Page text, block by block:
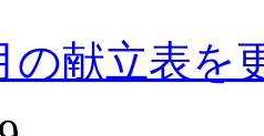
の献立表を